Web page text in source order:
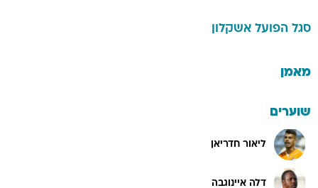
סגל הפועל אשקלון
מאמן
שוערים
ליאור חדריאן
דלה איינוגבה